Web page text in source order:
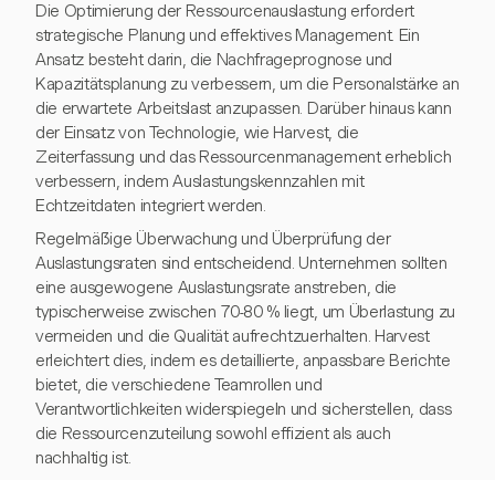
Die Optimierung der Ressourcenauslastung erfordert
strategische Planung und effektives Management. Ein
Ansatz besteht darin, die Nachfrageprognose und
Kapazitätsplanung zu verbessern, um die Personalstärke an
die erwartete Arbeitslast anzupassen. Darüber hinaus kann
der Einsatz von Technologie, wie Harvest, die
Zeiterfassung und das Ressourcenmanagement erheblich
verbessern, indem Auslastungskennzahlen mit
Echtzeitdaten integriert werden.
Regelmäßige Überwachung und Überprüfung der
Auslastungsraten sind entscheidend. Unternehmen sollten
eine ausgewogene Auslastungsrate anstreben, die
typischerweise zwischen 70-80 % liegt, um Überlastung zu
vermeiden und die Qualität aufrechtzuerhalten. Harvest
erleichtert dies, indem es detaillierte, anpassbare Berichte
bietet, die verschiedene Teamrollen und
Verantwortlichkeiten widerspiegeln und sicherstellen, dass
die Ressourcenzuteilung sowohl effizient als auch
nachhaltig ist.